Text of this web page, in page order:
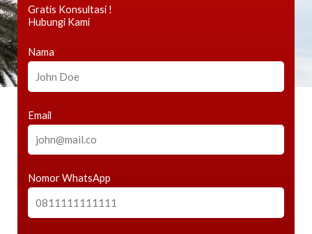
Gratis Konsultasi !
Hubungi Kami
Nama
Email
Nomor WhatsApp